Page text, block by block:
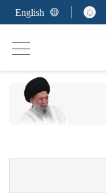
English